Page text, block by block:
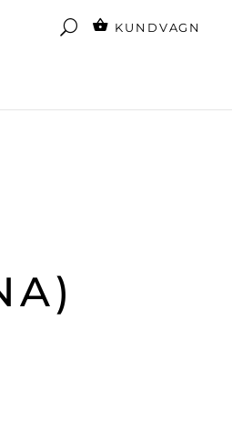
KUNDVAGN